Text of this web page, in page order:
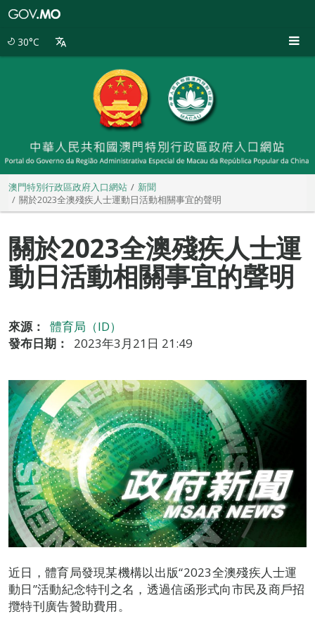
30°C
澳門特別行政區政府入口網站
新聞
關於2023全澳殘疾人士運動日活動相關事宜的聲明
關於2023全澳殘疾人士運
動日活動相關事宜的聲明
來源：
體育局（ID）
發布日期：
2023年3月21日 21:49
近日，體育局發現某機構以出版“2023全澳殘疾人士運
動日”活動紀念特刊之名，透過信函形式向市民及商戶招
攬特刊廣告贊助費用。